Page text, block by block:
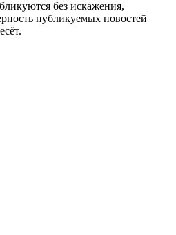
без искажения,
публикуемых новостей